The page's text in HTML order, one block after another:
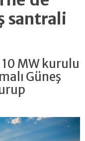
santrali
MW kurulu
Güneş